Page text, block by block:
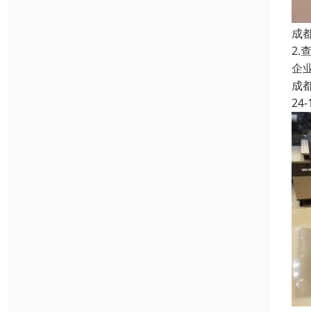
成
2.
企
成
24-